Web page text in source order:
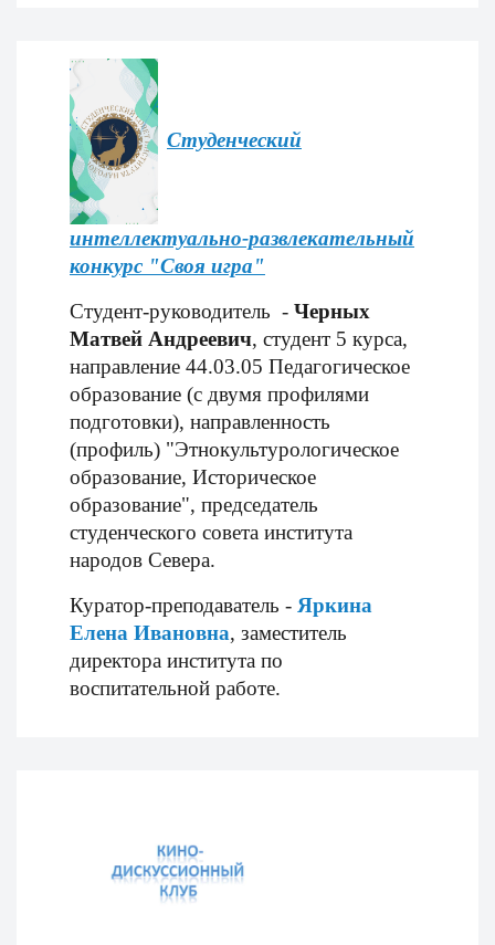
Студенческий
интеллектуально-развлекательный
конкурс "Своя игра"
Студент-руководитель - Черных
Матвей Андреевич, студент 5 курса,
направление 44.03.05 Педагогическое
образование (с двумя профилями
подготовки), направленность
(профиль) "Этнокультурологическое
образование, Историческое
образование", председатель
студенческого совета института
народов Севера.
Куратор-преподаватель - Яркина
Елена Ивановна, заместитель
директора института по
воспитательной работе.